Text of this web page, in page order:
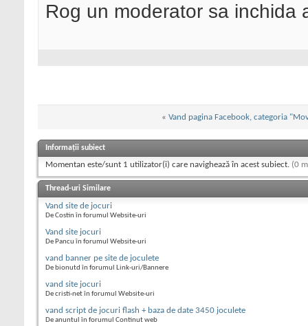
Rog un moderator sa inchida
« Vand pagina Facebook, categoria
Informații subiect
Momentan este/sunt 1 utilizator(i) care navighează în acest subiect. (0
Thread-uri Similare
Vand site de jocuri
De Costin în forumul Website-uri
Vand site jocuri
De Pancu în forumul Website-uri
vand banner pe site de joculete
De bionutd în forumul Link-uri/Bannere
vand site jocuri
De cristi-net în forumul Website-uri
vand script de jocuri flash + baza de date 3450 joculete
De anuntul în forumul Continut web